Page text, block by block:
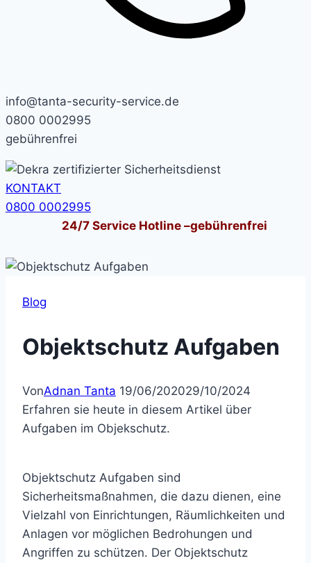
info@tanta-security-service.de
0800 0002995
gebührenfrei
KONTAKT
0800 0002995
24/7Service Hotline –gebührenfrei
Blog
Objektschutz Aufgaben
VonAdnan Tanta 19/06/202029/10/2024
Erfahren sie heute in diesem Artikel über
Aufgaben im Objekschutz.
Objektschutz Aufgaben sind
Sicherheitsmaßnahmen, die dazu dienen, eine
Vielzahl von Einrichtungen, Räumlichkeiten und
Anlagen vor möglichen Bedrohungen und
Angriffen zu schützen. Der Objektschutz